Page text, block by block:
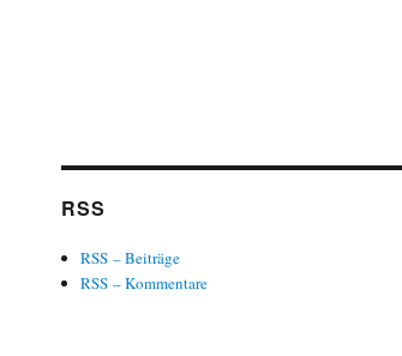
RSS
RSS – Beiträge
RSS – Kommentare